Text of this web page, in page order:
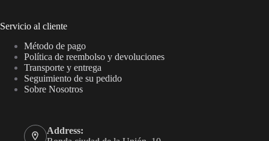
Servicio al cliente
Método de pago
Política de reembolso y devoluciones
Transporte y entrega
Seguimiento de su pedido
Sobre Nosotros
Address: